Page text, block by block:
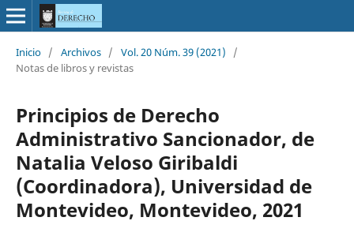
Inicio / Archivos / Vol. 20 Núm. 39 (2021)
/
Notas de libros y revistas
Principios de Derecho
Administrativo Sancionador, de
Natalia Veloso Giribaldi
(Coordinadora), Universidad de
Montevideo, Montevideo, 2021